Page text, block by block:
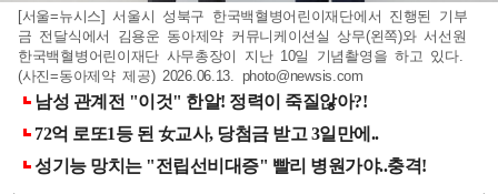
[서울=뉴시스] 서울시 성북구 한국백혈병어린이재단에서 진행된 기부
금 전달식에서 김용운 동아제약 커뮤니케이션실 상무(왼쪽)와 서선원
한국백혈병어린이재단 사무총장이 지난 10일 기념촬영을 하고 있다.
(사진=동아제약 제공) 2026.06.13. photo@newsis.com